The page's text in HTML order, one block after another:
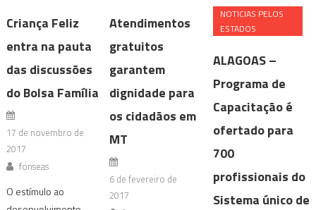
Criança Feliz
entra na pauta
das discussões
do Bolsa Família
17 de novembro de
2017
fonseas
O estímulo ao
Atendimentos
gratuitos
garantem
dignidade para
os cidadãos em
MT
6 de fevereiro de
2017
NOTICIAS PELOS
ESTADOS
ALAGOAS –
Programa de
Capacitação é
ofertado para
700
profissionais do
Sistema único de